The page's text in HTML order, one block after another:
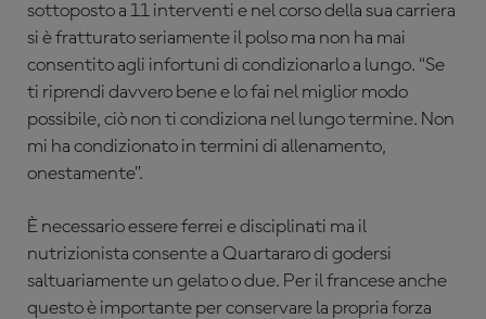
sottoposto a 11 interventi e nel corso della sua carriera
si è fratturato seriamente il polso ma non ha mai
consentito agli infortuni di condizionarlo a lungo. “Se
ti riprendi davvero bene e lo fai nel miglior modo
possibile, ciò non ti condiziona nel lungo termine. Non
mi ha condizionato in termini di allenamento,
onestamente”.
È necessario essere ferrei e disciplinati ma il
nutrizionista consente a Quartararo di godersi
saltuariamente un gelato o due. Per il francese anche
questo è importante per conservare la propria forza